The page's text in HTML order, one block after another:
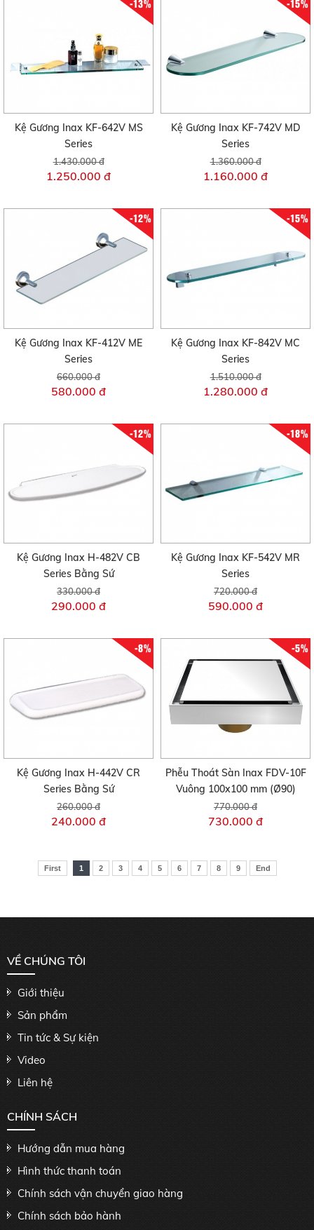
Kệ Gương Inax KF-642V MS
Series
1.430.000 đ
1.250.000 đ
Kệ Gương Inax KF-742V MD
Series
1.360.000 đ
1.160.000 đ
-12%
Kệ Gương Inax KF-412V ME
Series
660.000 đ
580.000 đ
-15%
Kệ Gương Inax KF-842V MC
Series
1.510.000 đ
1.280.000 đ
-12%
Kệ Gương Inax H-482V CB
Series Bằng Sứ
330.000 đ
290.000 đ
-18%
Kệ Gương Inax KF-542V MR
Series
720.000 đ
590.000 đ
-8%
Kệ Gương Inax H-442V CR
Series Bằng Sứ
260.000 đ
240.000 đ
-5%
Phễu Thoát Sàn Inax FDV-10F
Vuông 100x100 mm (Ø90)
770.000 đ
730.000 đ
First 1 2 3 4 5 6 7 8 9 End
VỀ CHÚNG TÔI
Giới thiệu
Sản phẩm
Tin tức & Sự kiện
Video
Liên hệ
CHÍNH SÁCH
Hướng dẫn mua hàng
Hình thức thanh toán
Chính sách vận chuyển giao hàng
Chính sách bảo hành